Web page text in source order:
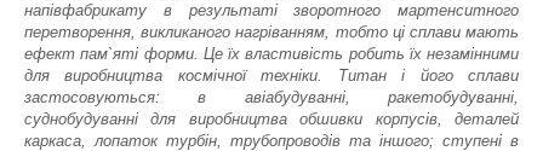
напівфабрикату в результаті зворотного мартенситного
перетворення, викликаного нагріванням, тобто ці сплави мають
ефект пам`яті форми. Це їх властивість робить їх незамінними
для виробництва космічної техніки. Титан і його сплави
застосовуються: в авіабудуванні, ракетобудуванні,
суднобудуванні для виробництва обшивки корпусів, деталей
каркаса, лопаток турбін, трубопроводів та іншого; ступені в